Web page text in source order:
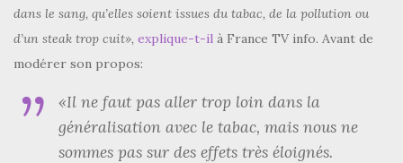
dans le sang, qu’elles soient issues du tabac, de la pollution ou
d’un steak trop cuit», explique-t-il à France TV info. Avant de
modérer son propos:
«Il ne faut pas aller trop loin dans la
généralisation avec le tabac, mais nous ne
sommes pas sur des effets très éloignés.